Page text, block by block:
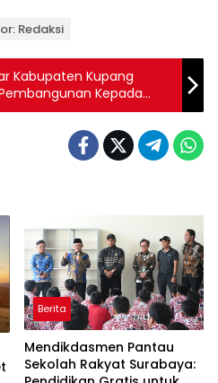
Redaksi
Kabupaten Kupang
Kepada
Berita
Mendikdasmen Pantau
Sekolah Rakyat Surabaya: